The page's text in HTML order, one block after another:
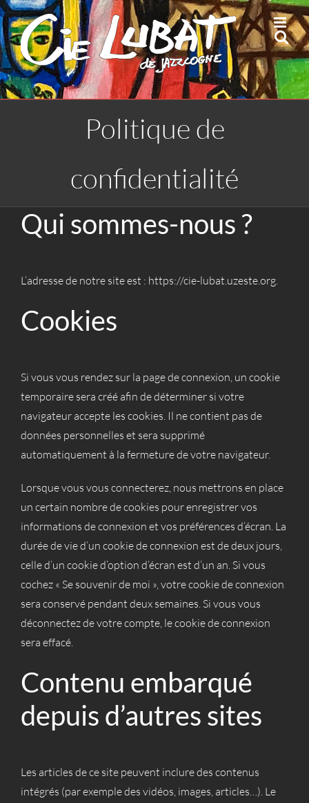
Passer
au
contenu
Politique de
confidentialité
Qui sommes-nous ?
L’adresse de notre site est : https://cie-lubat.uzeste.org.
Cookies
Si vous vous rendez sur la page de connexion, un cookie
temporaire sera créé afin de déterminer si votre
navigateur accepte les cookies. Il ne contient pas de
données personnelles et sera supprimé
automatiquement à la fermeture de votre navigateur.
Lorsque vous vous connecterez, nous mettrons en place
un certain nombre de cookies pour enregistrer vos
informations de connexion et vos préférences d’écran. La
durée de vie d’un cookie de connexion est de deux jours,
celle d’un cookie d’option d’écran est d’un an. Si vous
cochez « Se souvenir de moi », votre cookie de connexion
sera conservé pendant deux semaines. Si vous vous
déconnectez de votre compte, le cookie de connexion
sera effacé.
Contenu embarqué
depuis d’autres sites
Les articles de ce site peuvent inclure des contenus
intégrés (par exemple des vidéos, images, articles…). Le